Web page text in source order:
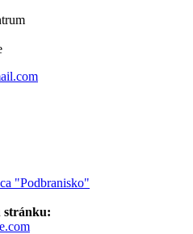
"Podbranisko"
stránku: